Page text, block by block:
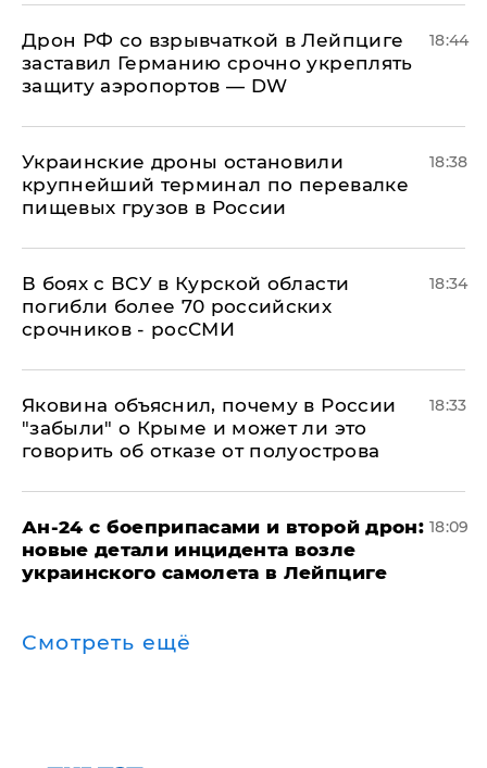
​Дрон РФ со взрывчаткой в Лейпциге
заставил Германию срочно укреплять
защиту аэропортов — DW
18:44
Украинские дроны остановили
крупнейший терминал по перевалке
пищевых грузов в России
18:38
В боях с ВСУ в Курской области
погибли более 70 российских
срочников - росСМИ
18:34
Яковина объяснил, почему в России
"забыли" о Крыме и может ли это
говорить об отказе от полуострова
18:33
Ан-24 с боеприпасами и второй дрон:
новые детали инцидента возле
украинского самолета в Лейпциге
18:09
Смотреть ещё